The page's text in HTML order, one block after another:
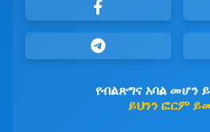
የብልጽግና አባል መሆን
ይህንን ፎርም